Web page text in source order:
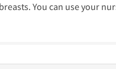
You can use your